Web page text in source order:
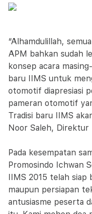
“Alhamdulillah,
APM bahkan sudah
konsep acara
baru IIMS untuk
otomotif diapresiasi
pameran otomotif
Tradisi baru IIMS
Noor Saleh, Direktur
Pada kesempatan
Promosindo Ichwan
IIMS 2015 telah siap
maupun persiapan
antusiasme peserta